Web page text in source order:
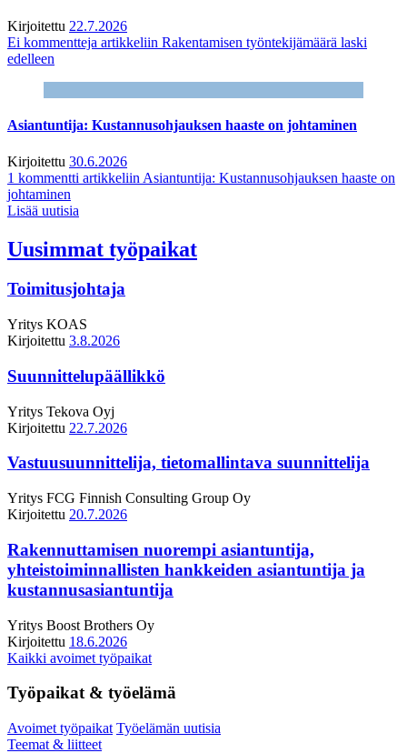
Kirjoitettu 22.7.2026
Ei kommentteja artikkeliin Rakentamisen työntekijämäärä laski
edelleen
Asiantuntija: Kustannusohjauksen haaste on johtaminen
Kirjoitettu 30.6.2026
1 kommentti artikkeliin Asiantuntija: Kustannusohjauksen haaste on
johtaminen
Lisää uutisia
Uusimmat työpaikat
Toimitusjohtaja
Yritys KOAS
Kirjoitettu 3.8.2026
Suunnittelupäällikkö
Yritys Tekova Oyj
Kirjoitettu 22.7.2026
Vastuusuunnittelija, tietomallintava suunnittelija
Yritys FCG Finnish Consulting Group Oy
Kirjoitettu 20.7.2026
Rakennuttamisen nuorempi asiantuntija,
yhteistoiminnallisten hankkeiden asiantuntija ja
kustannusasiantuntija
Yritys Boost Brothers Oy
Kirjoitettu 18.6.2026
Kaikki avoimet työpaikat
Työpaikat & työelämä
Avoimet työpaikat Työelämän uutisia
Teemat & liitteet